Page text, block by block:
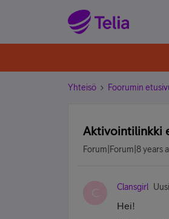
Yhteisö Foorumin
Aktivointilinkki
Forum|Forum|8 years
C Clansgirl
Hei!